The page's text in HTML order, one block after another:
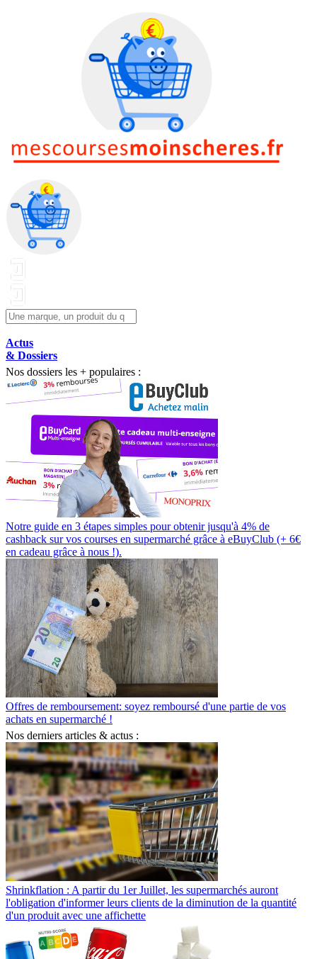
Actus
& Dossiers
Nos dossiers les + populaires :
Notre guide en 3 étapes simples pour obtenir jusqu'à 4% de
cashback sur vos courses en supermarché grâce à eBuyClub (+ 6€
en cadeau grâce à nous !).
Offres de remboursement: soyez remboursé d'une partie de vos
achats en supermarché !
Nos derniers articles & actus :
Shrinkflation : A partir du 1er Juillet, les supermarchés auront
l'obligation d'informer leurs clients de la diminution de la quantité
d'un produit avec une affichette